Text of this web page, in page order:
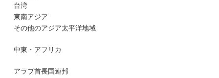
台湾
東南アジア
その他のアジア太平洋地域
中東・アフリカ
アラブ首長国連邦